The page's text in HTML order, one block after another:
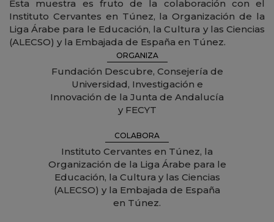
Esta muestra es fruto de la colaboración con el
Instituto Cervantes en Túnez, laOrganización de la
Liga Árabe para le Educación, la Cultura y las Ciencias
(ALECSO) y la Embajada de España en Túnez.
ORGANIZA
Fundación Descubre, Consejería de
Universidad, Investigación e
Innovación de la Junta de Andalucía
y FECYT
COLABORA
Instituto Cervantes en Túnez, la
Organización de la Liga Árabe para le
Educación, la Cultura y las Ciencias
(ALECSO) y la Embajada de España
en Túnez.